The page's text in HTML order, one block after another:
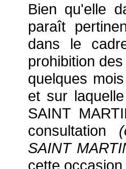
Bien qu'elle
paraît
dans le
prohibition
quelques
et sur
SAINT
consultation (
SAINT
cette